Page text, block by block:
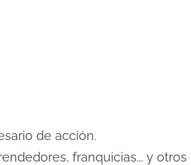
de acción.
franquicias... y